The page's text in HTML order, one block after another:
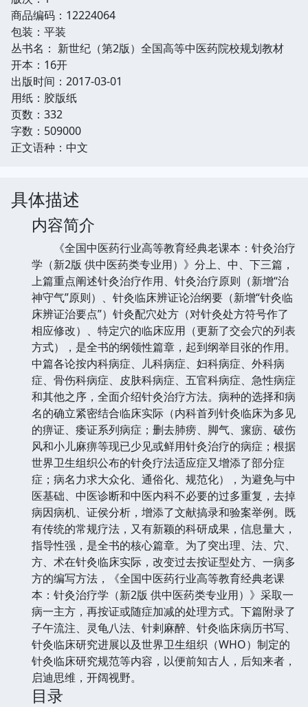
商品编码：12224064
包装：平装
丛书名： 新世纪（第2版）全国高等中医药院校规划教材
开本：16开
出版时间：2017-03-01
用纸：胶版纸
页数：332
字数：509000
正文语种：中文
具体描述
内容简介
《全国中医药行业高等教育经典老课本：针灸治疗
学（新2版 供中医药类专业用）》分上、中、下三篇，
上篇重点阐述针灸治疗作用、针灸治疗原则（新增“治
神守气”原则）、针灸临床辨证论治纲要（新增“针灸临
床辨证治要点”）针灸配穴处方（对针灸处方符号作了
相应修改）、特定穴的临床应用（更新了交会穴的列表
方式），是全书的纲领性篇章，起到纲举目张的作用。
中篇各论按内科病症、儿科病症、妇科病症、外科病
症、骨伤科病症、皮肤科病症、五官科病症、急性病症
和其他之序，全面介绍针灸治疗方法。病种的选择和病
名的确立紧密结合临床实际（内科首列针灸临床为多见
的痹证、痿证系列病症；删去肺痨、脚气、瘰疬、破伤
风和小儿麻痹等现已少见或鲜用针灸治疗的病症；根据
世界卫生组织公布的针灸疗法适应症又增添了部分症
症；病名力求大众化、通俗化、规范化），为避免与中
医基础、中医诊断和中医内科不必要的过多重复，去掉
病因病机、证侯分析，增添了文献搞录和验案举例。既
有传统的常规疗法，又有新颖的科研成果，信息量大，
指导性强，是全书的核心篇章。为了突出理、法、穴、
方、术在针灸临床实际，改变过去按证型处方、一病多
方的编写方法，《全国中医药行业高等教育经典老课
本：针灸治疗学（新2版 供中医药类专业用）》采取一
病一主方，再按证或随症加减的处理方式。下篇附录了
子午流注、灵龟八法、针剌麻醉、针灸临床病历书写、
针灸临床研究进展以及世界卫生组织（WHO）制定的
针灸临床研究规范等内容，以便前知古人，后知来者，
启迪思维，开阔视野。
目录